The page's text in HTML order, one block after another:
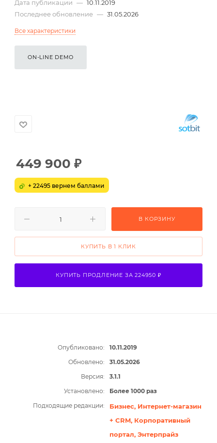
Дата публикации — 10.11.2019
Последнее обновление — 31.05.2026
Все характеристики
ON-LINE DEMO
449 900 ₽
+ 22495 вернем баллами
В КОРЗИНУ
КУПИТЬ В 1 КЛИК
КУПИТЬ ПРОДЛЕНИЕ ЗА 224950 ₽
Опубликовано:
10.11.2019
Обновлено:
31.05.2026
Версия:
3.1.1
Установлено:
Более 1000 раз
Подходящие редакции:
Бизнес, Интернет-магазин
+ CRM, Корпоративный
портал, Энтерпрайз